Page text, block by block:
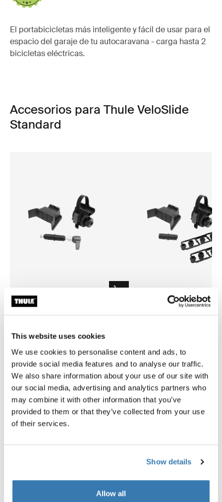
This website uses cookies
We use cookies to personalise content and ads, to
provide social media features and to analyse our traffic.
We also share information about your use of our site with
our social media, advertising and analytics partners who
may combine it with other information that you’ve
provided to them or that they’ve collected from your use
of their services.
Show details
Allow all
El portabicicletas más inteligente y fácil de usar para el
espacio del garaje de tu autocaravana - carga hasta 2
bicicletas eléctricas.
Accesorios para Thule VeloSlide
Standard
Thule forkmount adapter kit quick
kit adaptador montado en horquilla
100,00 €
Thule forkmount adapter kit
100,00 €
Todas las características
Toggle guides and instructions
Instrucciones